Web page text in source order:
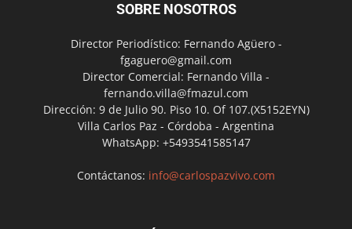
SOBRE NOSOTROS
Director Periodístico: Fernando Agüero -
fgaguero@gmail.com
Director Comercial: Fernando Villa -
fernando.villa@fmazul.com
Dirección: 9 de Julio 90. Piso 10. Of 107.(X5152EYN)
Villa Carlos Paz - Córdoba - Argentina
WhatsApp: +5493541585147
Contáctanos: info@carlospazvivo.com